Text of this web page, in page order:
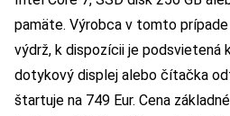
pamäte. Výrobca v tomto
výdrž, k dispozícii je podsvietená
dotykový displej alebo čítačka
štartuje na 749 Eur. Cena